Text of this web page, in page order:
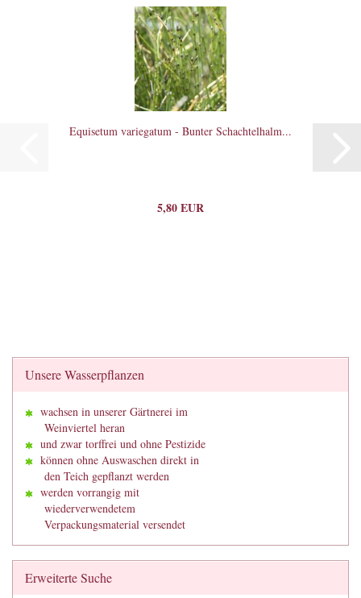
Equisetum variegatum - Bunter Schachtelhalm...
5,80 EUR
Unsere Wasserpflanzen
wachsen in unserer Gärtnerei im
Weinviertel heran
und zwar torffrei und ohne Pestizide
können ohne Auswaschen direkt in
den Teich gepflanzt werden
werden vorrangig mit
wiederverwendetem
Verpackungsmaterial versendet
Erweiterte Suche